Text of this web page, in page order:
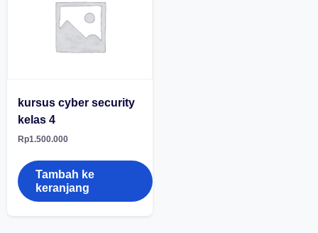
kursus cyber security
kelas 4
Rp1.500.000
Tambah ke
keranjang